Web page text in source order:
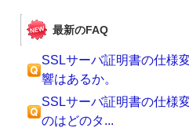
最新のFAQ
SSLサーバ証明書の仕様
響はあるか。
SSLサーバ証明書の仕様
のはどのタ...